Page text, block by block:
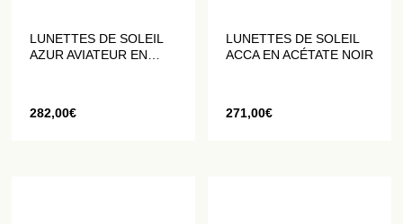
LUNETTES DE SOLEIL
AZUR AVIATEUR EN
282,00€
LUNETTES DE SOLEIL
ACCA EN ACÉTATE NOIR
271,00€